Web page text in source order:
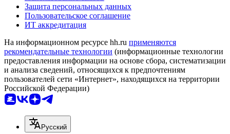
Защита персональных данных
Пользовательское соглашение
ИТ аккредитация
На информационном ресурсе hh.ru применяются
рекомендательные технологии (информационные технологии
предоставления информации на основе сбора, систематизации
и анализа сведений, относящихся к предпочтениям
пользователей сети «Интернет», находящихся на территории
Российской Федерации)
Русский